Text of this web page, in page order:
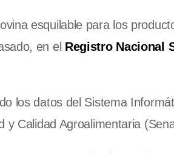
esquilable para los
en el Registro Nacional
los datos del Sistema
y Calidad Agroalimentaria